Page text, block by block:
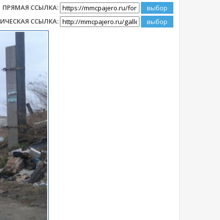
ПРЯМАЯ ССЫЛКА:
ССЫЛКА: